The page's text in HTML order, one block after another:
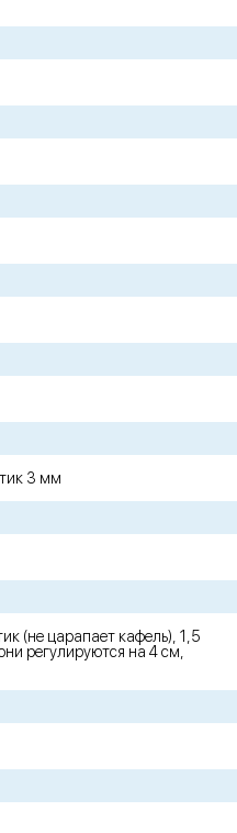
3 мм
(не царапает кафель), 1,5
регулируются на 4 см,